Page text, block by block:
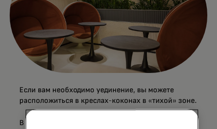
Если вам необходимо уединение, вы можете
расположиться в креслах-коконах в «тихой» зоне.
В случае необходимости, вы можете принять душ